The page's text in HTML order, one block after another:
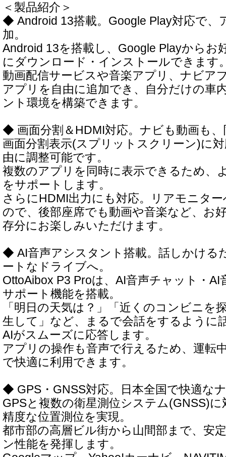
＜製品紹介＞
◆ Android 13搭載。Google Play対応で、
加。
Android 13を搭載し、Google Playからお
にダウンロード・インストールできます
動画配信サービスや音楽アプリ、ナビア
アプリを自由に追加でき、自分だけの車
ント環境を構築できます。
◆ 画面分割＆HDMI対応。ナビも動画も
画面分割表示(スプリットスクリーン)に
由に調整可能です。
複数のアプリを同時に表示できるため、
をサポートします。
さらにHDMI出力にも対応。リアモニタ
ので、後部座席でも動画や音楽など、お
存分にお楽しみいただけます。
◆ AI音声アシスタント搭載。話しかける
ートなドライブへ。
OttoAibox P3 Proは、AI音声チャット・AI
サポート機能を搭載。
「明日の天気は？」「近くのコンビニを
生して」など、まるで会話をするように
AIがスムーズに応答します。
アプリの操作も音声で行えるため、運転
で快適に利用できます。
◆ GPS・GNSS対応。日本全国で快適な
GPSと複数の衛星測位システム(GNSS)
精度な位置測位を実現。
都市部の高層ビル街から山間部まで、安
ン性能を発揮します。